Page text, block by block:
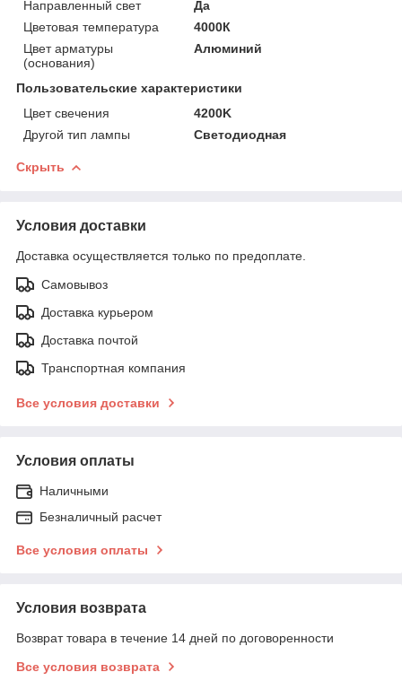
Направленный свет
Да
Цветовая температура
4000К
Цвет арматуры
(основания)
Алюминий
Пользовательские характеристики
Цвет свечения
4200K
Другой тип лампы
Светодиодная
Скрыть
Условия доставки
Доставка осуществляется только по предоплате.
Самовывоз
Доставка курьером
Доставка почтой
Транспортная компания
Все условия доставки
Условия оплаты
Наличными
Безналичный расчет
Все условия оплаты
Условия возврата
Возврат товара в течение 14 дней по договоренности
Все условия возврата